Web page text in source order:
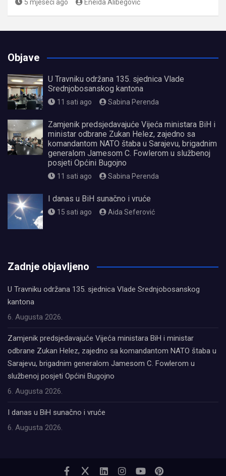
5 mjeseci ago Eneida Alibegović
Objave
U Travniku održana 135. sjednica Vlade
Srednjobosanskog kantona
11 sati ago Sabina Perenda
Zamjenik predsjedavajuće Vijeća ministara BiH i
ministar odbrane Zukan Helez, zajedno sa
komandantom NATO štaba u Sarajevu, brigadnim
generalom Jamesom C. Fowlerom u službenoj
posjeti Općini Bugojno
11 sati ago Sabina Perenda
I danas u BiH sunačno i vruće
15 sati ago Aida Seferović
Zadnje objavljeno
U Travniku održana 135. sjednica Vlade Srednjobosanskog
kantona
6. Augusta 2026.
Zamjenik predsjedavajuće Vijeća ministara BiH i ministar
odbrane Zukan Helez, zajedno sa komandantom NATO štaba u
Sarajevu, brigadnim generalom Jamesom C. Fowlerom u
službenoj posjeti Općini Bugojno
6. Augusta 2026.
I danas u BiH sunačno i vruće
6. Augusta 2026.